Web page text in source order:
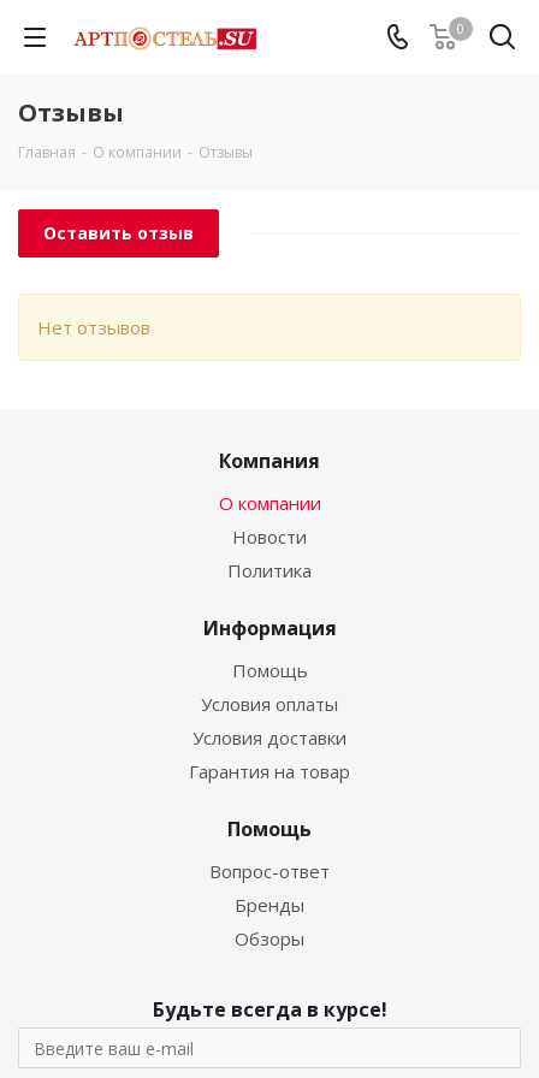
0
Отзывы
Главная - О компании - Отзывы
Оставить отзыв
Нет отзывов
Компания
О компании
Новости
Политика
Информация
Помощь
Условия оплаты
Условия доставки
Гарантия на товар
Помощь
Вопрос-ответ
Бренды
Обзоры
Будьте всегда в курсе!